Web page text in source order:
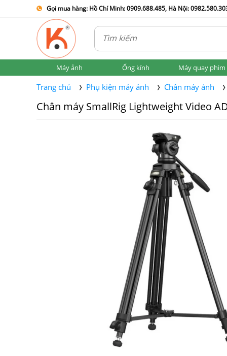
Gọi mua hàng: Hồ Chí Minh: 0909.688.485, Hà Nội:
Máy ảnh Ống kính Máy quay phim
Trang chủ Phụ kiện máy ảnh Chân máy ảnh
Chân máy SmallRig Lightweight Video